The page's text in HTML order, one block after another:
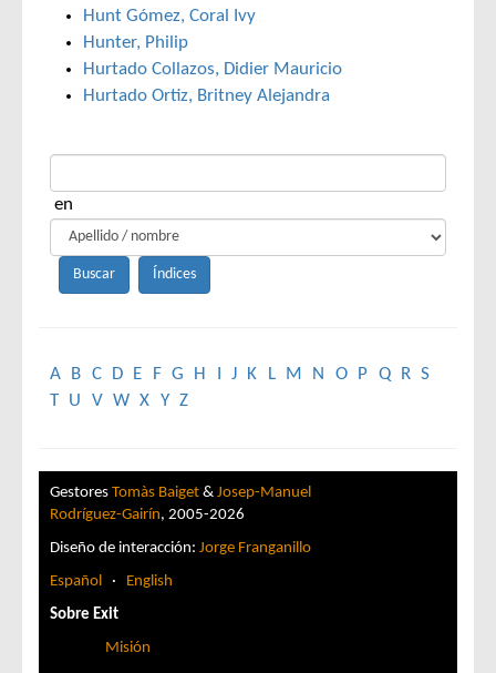
Hunt Gómez, Coral Ivy
Hunter, Philip
Hurtado Collazos, Didier Mauricio
Hurtado Ortiz, Britney Alejandra
en
A B C D E F G H J K L M N O P Q R S
T U V W X Y Z
Gestores Tomàs Baiget & Josep-Manuel
Rodríguez-Gairín, 2005-2026
Diseño de interacción: Jorge Franganillo
Español · English
Sobre Exit
Misión